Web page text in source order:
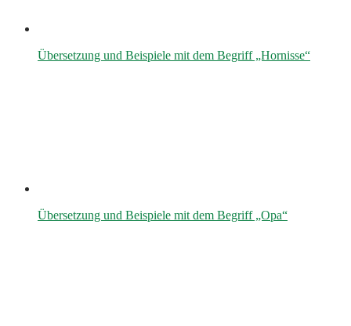
Übersetzung und Beispiele mit dem Begriff „Hornisse“
Übersetzung und Beispiele mit dem Begriff „Opa“